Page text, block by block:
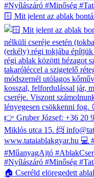
🪟 Mit jelent az ablak
🏠 Cseréld elöregedett